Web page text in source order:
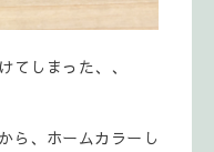
てしまった、、
ら、ホームカラーし